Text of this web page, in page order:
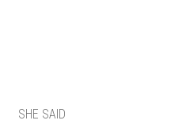
SHE SAID